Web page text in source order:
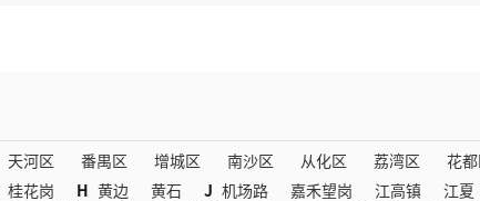
天河区 番禺区 增城区 南沙区 从化区 荔湾区
花
桂花岗 H 黄边 黄石 J 机场路 嘉禾望岗 江高镇 江夏